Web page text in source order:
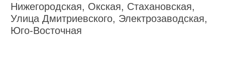
Нижегородская, Окская, Стахановская,
Улица Дмитриевского, Электрозаводская,
Юго-Восточная